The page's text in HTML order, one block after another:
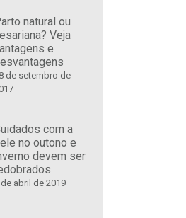
natural ou
Veja
e
de setembro de
com a
no outono e
devem ser
de abril de 2019